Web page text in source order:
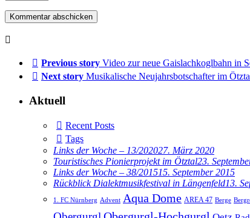
Previous story Video zur neue Gaislachkoglbahn in
Next story Musikalische Neujahrsbotschafter im
Aktuell
Recent Posts
Tags
Links der Woche – 13/202027. März 2020
Touristisches Pionierprojekt im Ötztal23.
Links der Woche – 38/201515. September 2015
Rückblick Dialektmusikfestival in Längenfeld13.
1. FC Nürnberg Advent Aqua Dome AREA 47 Berge